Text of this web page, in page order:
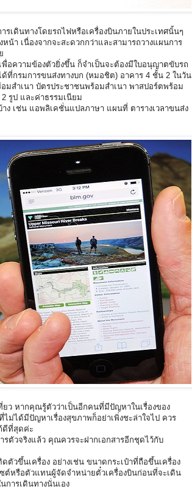
รเดินทางโดยรถไฟหรือเครื่องบินภายในประเทศนั้นๆ
น้า เนื่องจากจะสะดวกกว่าและสามารถวางแผนการ
พื่อความข้องตัวยิ่งขึ้น ก็จำเป็นจะต้องมีใบอนุญาตขับรถ
ที่กรมการขนส่งทางบก (หมอชิต) อาคาร 4 ชั้น 2 ในวัน
สำเนา บัตรประชาชนพร้อมสำเนา พาสปอร์ตพร้อม
รูป และค่าธรรมเนียม
ง เช่น แอพลิเคชั่นแปลภาษา แผนที่ ตารางเวลาขนส่ง
ยว หากคุณรู้ตัวว่าเป็นอีกคนที่มีปัญหาในเรื่องของ
ม่ได้มีปัญหาเรื่องสุขภาพก็อย่าเพิ่งชะล่าใจไป ควร
ดีที่สุดค่ะ
รตัวจริงแล้ว คุณควรจะฝากเอกสารอีกชุดไว้กับ
ตัวขึ้นเครื่อง อย่างเช่น ขนาดกระเป๋าที่ถือขึ้นเครื่อง
ต์หรือตัวแทนผู้จัดจำหน่ายตั๋วเครื่องบินก่อนที่จะเดิน
ารเดินทางนั่นเอง